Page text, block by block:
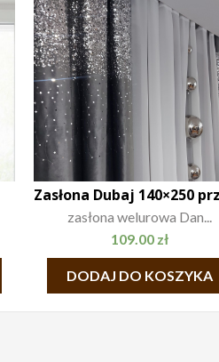
zasłona welurowa Dan...
109.00 zł
DODAJ DO KOSZYKA